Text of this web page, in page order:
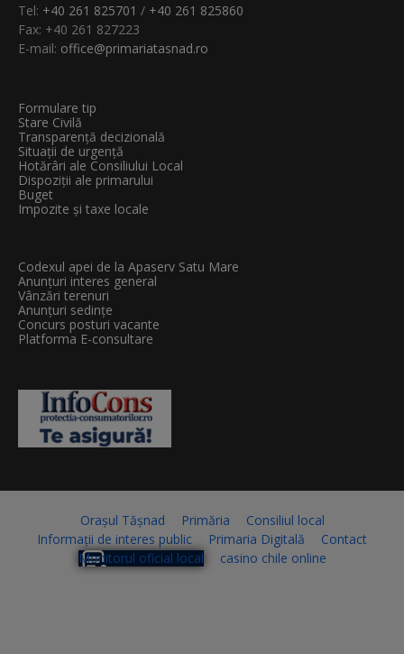
Tel: +40 261 825701 / +40 261 825860
Fax: +40 261 827223
E-mail: office@primariatasnad.ro
Formulare tip
Stare Civilă
Transparenţă decizională
Situații de urgență
Hotărâri ale Consiliului Local
Dispoziții ale primarului
Buget
Impozite și taxe locale
Codexul apei de la Apaserv Satu Mare
Anunțuri interes general
Vânzări terenuri
Anunțuri sedințe
Concurs posturi vacante
Platforma E-consultare
Orașul Tășnad Primăria
Consiliul local
Informații de interes public
Primaria Digitală
Contact
Monitorul oficial local
casino chile online